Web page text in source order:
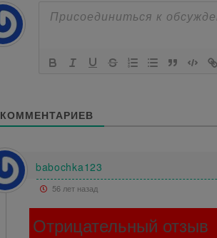
КОММЕНТАРИЕВ
babochka123
56 лет назад
Отрицательный отзыв